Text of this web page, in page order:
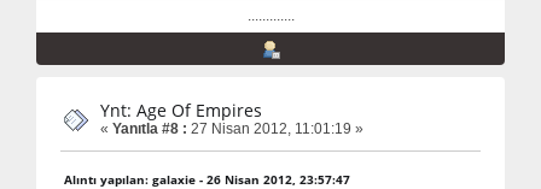
.............
Ynt: Age Of Empires
« Yanıtla #8 : 27 Nisan 2012, 11:01:19 »
Alıntı yapılan: galaxie - 26 Nisan 2012, 23:57:47